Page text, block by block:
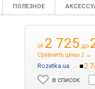
ПОЛЕЗНОЕ
от 2 725 до
Сравнить цены 2 →
Rozetka.ua → 2
в список